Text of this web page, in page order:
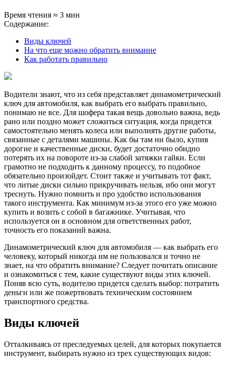
Время чтения ≈ 3 мин
Содержание:
Виды ключей
На что еще можно обратить внимание
Как работать правильно
Водители знают, что из себя представляет динамометрический
ключ для автомобиля, как выбрать его выбрать правильно,
понимаю не все. Для шофера такая вещь довольно важна, ведь
рано или поздно может сложиться ситуация, когда придется
самостоятельно менять колеса или выполнять другие работы,
связанные с деталями машины. Как бы там ни было, купив
дорогие и качественные диски, будет достаточно обидно
потерять их на повороте из-за слабой затяжки гайки. Если
грамотно не подходить к данному процессу, то подобное
обязательно произойдет. Стоит также и учитывать тот факт,
что литые диски сильно прикручивать нельзя, ибо они могут
треснуть. Нужно помнить и про удобство использования
такого инструмента. Как минимум из-за этого его уже можно
купить и возить с собой в багажнике. Учитывая, что
используется он в основном для ответственных работ,
точность его показаний важна.
Динамометрический ключ для автомобиля — как выбрать его
человеку, который никогда им не пользовался и точно не
знает, на что обратить внимание? Следует почитать описание
и ознакомиться с тем, какие существуют виды этих ключей.
Поняв всю суть, водителю придется сделать выбор: потратить
деньги или же пожертвовать техническим состоянием
транспортного средства.
Виды ключей
Отталкиваясь от преследуемых целей, для которых покупается
инструмент, выбирать нужно из трех существующих видов: